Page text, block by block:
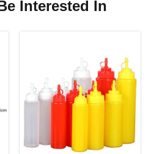
Interested In